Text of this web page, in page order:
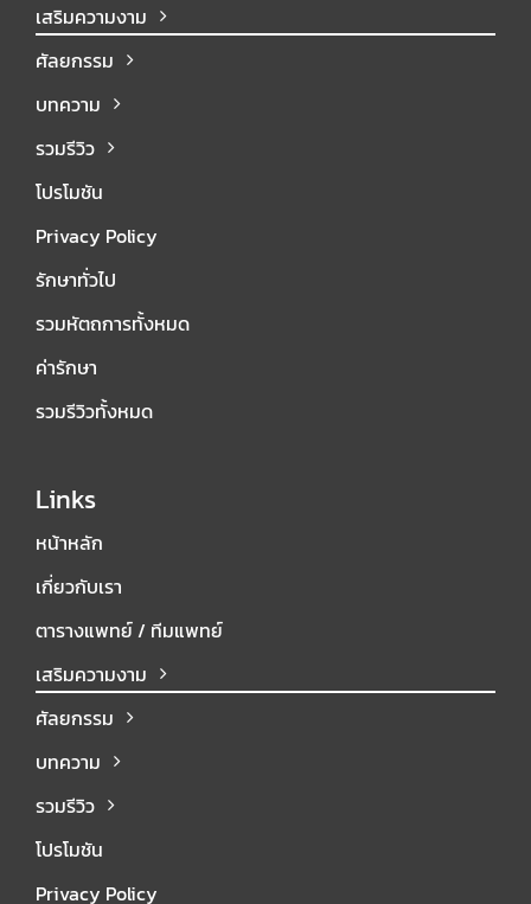
เสริมความงาม
ศัลยกรรม
บทความ
รวมรีวิว
โปรโมชัน
Privacy Policy
รักษาทั่วไป
รวมหัตถการทั้งหมด
ค่ารักษา
รวมรีวิวทั้งหมด
Links
หน้าหลัก
เกี่ยวกับเรา
ตารางแพทย์ / ทีมแพทย์
เสริมความงาม
ศัลยกรรม
บทความ
รวมรีวิว
โปรโมชัน
Privacy Policy